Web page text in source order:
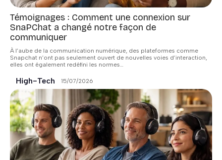
Témoignages : Comment une connexion sur
SnaPChat a changé notre façon de
communiquer
À l’aube de la communication numérique, des plateformes comme
Snapchat n’ont pas seulement ouvert de nouvelles voies d’interaction,
elles ont également redéfini les normes…
High-Tech 15/07/2026